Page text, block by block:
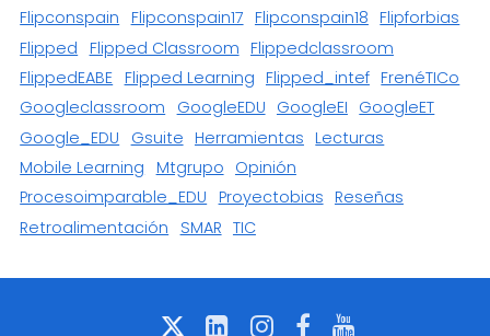
Flipconspain
Flipconspain17 Flipconspain18 Flipforbias
Flipped
Flipped Classroom Flippedclassroom
FlippedEABE Flipped Learning Flipped_intef FrenéTICo
Googleclassroom
GoogleEDU GoogleEI GoogleET
Google_EDU
Gsuite Herramientas Lecturas
Mobile Learning
Mtgrupo Opinión
Procesoimparable_EDU
Proyectobias Reseñas
Retroalimentación
SMAR TIC